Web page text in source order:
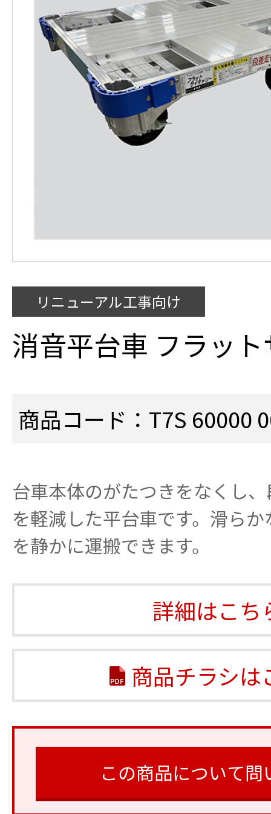
リニューアル工事向け
消音平台車 フラッ
商品コード：T7S 60000
台車本体のがたつきをなくし
を軽減した平台車です。滑ら
を静かに運搬できます。
詳細はこち
商品チラシは
この商品について